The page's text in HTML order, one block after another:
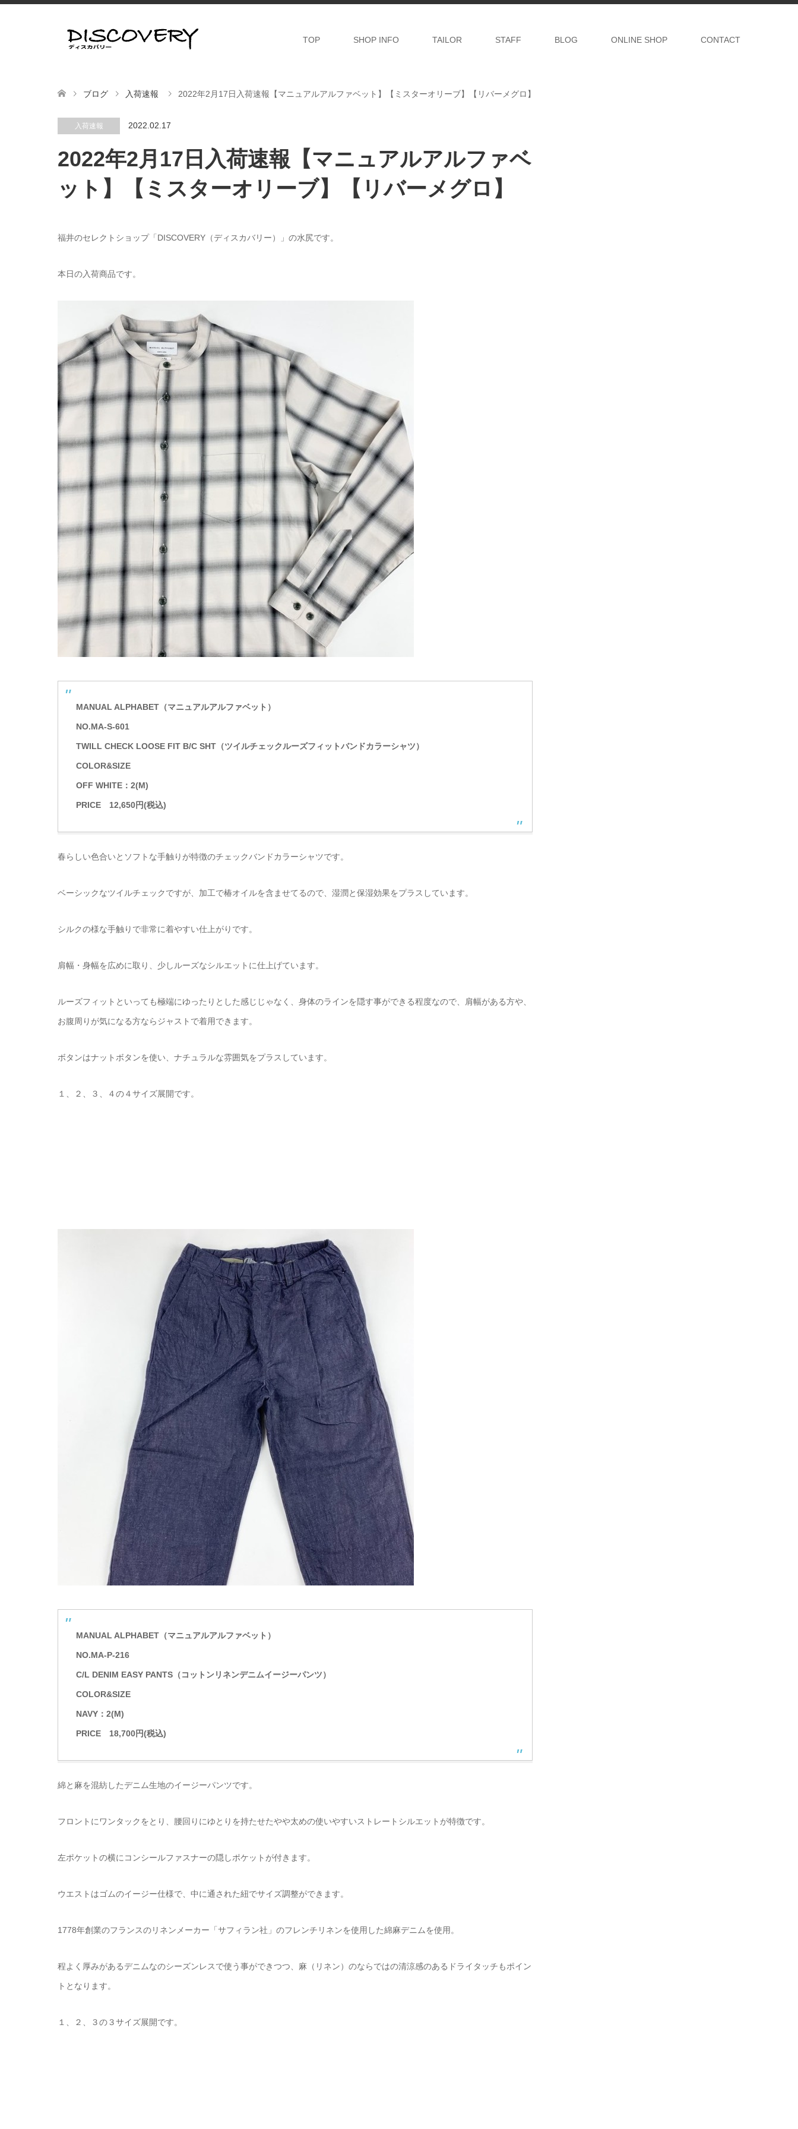
TOP SHOP INFO TAILOR STAFF BLOG ONLINE SHOP CONTACT
ブログ 入荷速報 2022年2月17日入荷速報【マニュアルアルファベット】【ミスターオリーブ】【リバーメグロ】
入荷速報 2022.02.17
2022年2月17日入荷速報【マニュアルアルファベ
ット】【ミスターオリーブ】【リバーメグロ】
福井のセレクトショップ「DISCOVERY（ディスカバリー）」の水尻です。
本日の入荷商品です。
MANUAL ALPHABET（マニュアルアルファベット）
NO.MA-S-601
TWILL CHECK LOOSE FIT B/C SHT（ツイルチェックルーズフィットバンドカラーシャツ）
COLOR&SIZE
OFF WHITE：2(M)
PRICE 12,650円(税込)
春らしい色合いとソフトな手触りが特徴のチェックバンドカラーシャツです。
ベーシックなツイルチェックですが、加工で椿オイルを含ませてるので、湿潤と保湿効果をプラスしています。
シルクの様な手触りで非常に着やすい仕上がりです。
肩幅・身幅を広めに取り、少しルーズなシルエットに仕上げています。
ルーズフィットといっても極端にゆったりとした感じじゃなく、身体のラインを隠す事ができる程度なので、肩幅がある方や、
お腹周りが気になる方ならジャストで着用できます。
ボタンはナットボタンを使い、ナチュラルな雰囲気をプラスしています。
１、２、３、４の４サイズ展開です。
MANUAL ALPHABET（マニュアルアルファベット）
NO.MA-P-216
C/L DENIM EASY PANTS（コットンリネンデニムイージーパンツ）
COLOR&SIZE
NAVY：2(M)
PRICE 18,700円(税込)
綿と麻を混紡したデニム生地のイージーパンツです。
フロントにワンタックをとり、腰回りにゆとりを持たせたやや太めの使いやすいストレートシルエットが特徴です。
左ポケットの横にコンシールファスナーの隠しポケットが付きます。
ウエストはゴムのイージー仕様で、中に通された紐でサイズ調整ができます。
1778年創業のフランスのリネンメーカー「サフィラン社」のフレンチリネンを使用した綿麻デニムを使用。
程よく厚みがあるデニムなのシーズンレスで使う事ができつつ、麻（リネン）のならではの清涼感のあるドライタッチもポイン
トとなります。
１、２、３の３サイズ展開です。